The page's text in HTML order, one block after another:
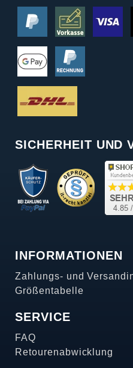
SICHERHEIT UND
INFORMATIONEN
Zahlungs- und
Größentabelle
SERVICE
FAQ
Retourenabwicklung